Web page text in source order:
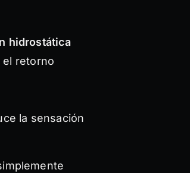
hidrostática
el retorno
la sensación